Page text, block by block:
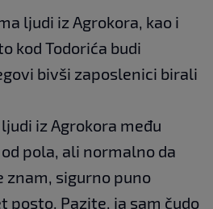
ljudi iz Agrokora, kao i
kod Todorića budi
bivši zaposlenici birali
iz Agrokora među
pola, ali normalno da
znam, sigurno puno
posto. Pazite, ja sam čudo